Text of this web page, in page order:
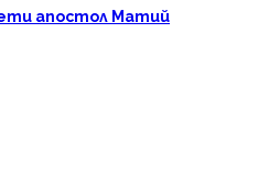
апостол Матий